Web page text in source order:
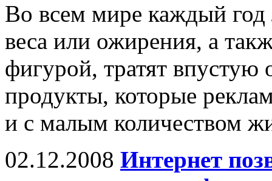
Во всем мире каждый
веса или ожирения, а
фигурой, тратят
продукты, которые
и с малым количеством
02.12.2008 Интернет